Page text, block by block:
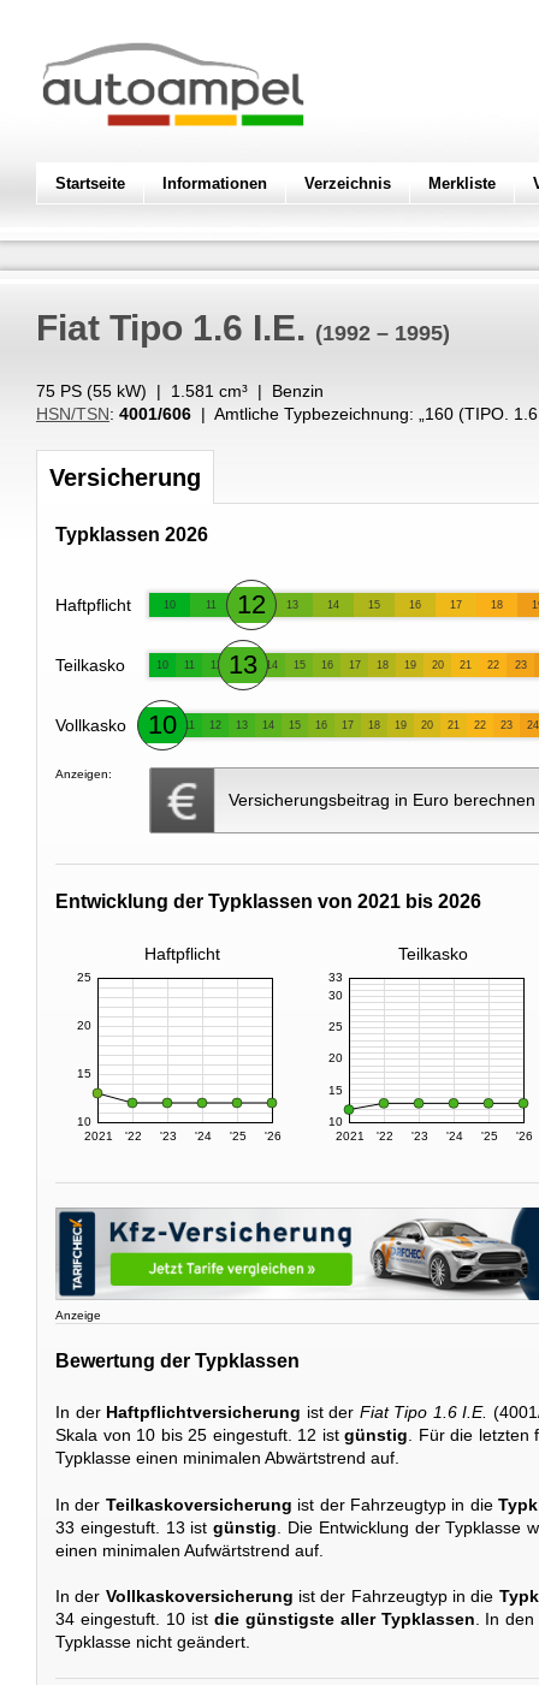
Startseite Informationen Verzeichnis Merkliste
Fiat Tipo 1.6 I.E. (1992 – 1995)
75 PS (55 kW) | 1.581 cm³ | Benzin
HSN/TSN: 4001/606 | Amtliche Typbezeichnung: „ 160 (TIPO.
Versicherung
Typklassen 2026
Haftpflicht 10 11 12 13 14 15 16 17 18
Teilkasko 10 11 12 13 14 15 16 17 18 19 20 21 22 23
Vollkasko 10 11 12 13 14 15 16 17 18 19 20 21 22 23 24
Anzeigen:
Versicherungsbeitrag in Euro berechnen
Entwicklung der Typklassen von 2021 bis 2026
Haftpflicht Teilkasko
2021 '22 '23 '24 '25 '26
10
15
20
25
2021 '22 '23 '24 '25 '26
10
15
20
25
30
33
Anzeige
Bewertung der Typklassen
In der Haftpflichtversicherung ist der Fiat Tipo 1.6 I.E.
Skala von 10 bis 25 eingestuft. 12 istgünstig . Für die
Typklasse einen minimalen Abwärtstrend auf.
In der Teilkaskoversicherung ist der Fahrzeugtyp in die
33 eingestuft. 13 istgünstig . Die Entwicklung der Typklasse
einen minimalen Aufwärtstrend auf.
In der Vollkaskoversicherung ist der Fahrzeugtyp in die
34 eingestuft. 10 ist die günstigste aller Typklassen. In
Typklasse nicht geändert.